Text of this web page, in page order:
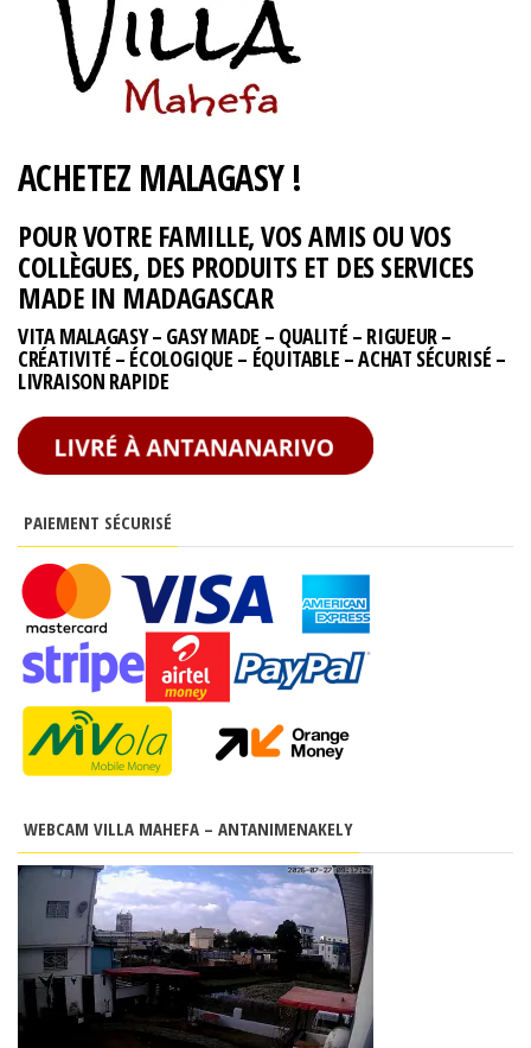
ACHETEZ MALAGASY !
POUR VOTRE FAMILLE, VOS AMIS OU VOS
COLLÈGUES, DES PRODUITS ET DES SERVICES
MADE IN MADAGASCAR
VITA MALAGASY – GASY MADE – QUALITÉ – RIGUEUR –
CRÉATIVITÉ – ÉCOLOGIQUE – ÉQUITABLE – ACHAT SÉCURISÉ –
LIVRAISON RAPIDE
PAIEMENT SÉCURISÉ
WEBCAM VILLA MAHEFA – ANTANIMENAKELY